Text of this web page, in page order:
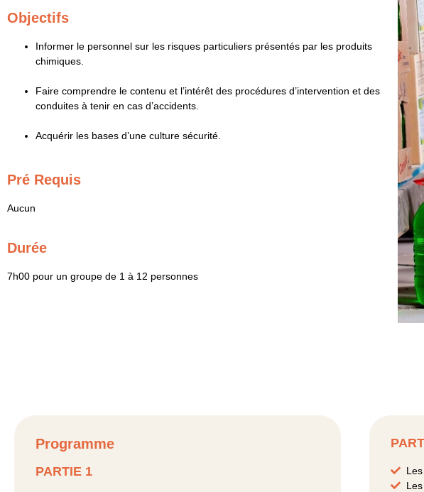
Objectifs
Informer le personnel sur les risques particuliers présentés par les produits
chimiques.
Faire comprendre le contenu et l’intérêt des procédures d’intervention et des
conduites à tenir en cas d’accidents.
Acquérir les bases d’une culture sécurité.
Pré Requis
Aucun
Durée
7h00 pour un groupe de 1 à 12 personnes
Programme
PARTIE 1